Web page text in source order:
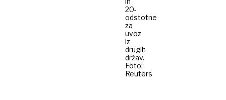
20-
odstotne
za
uvoz
iz
drugih
držav.
Foto:
Reuters